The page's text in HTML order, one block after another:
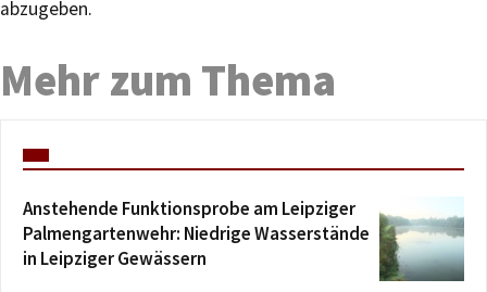
abzugeben.
Mehr zum Thema
Anstehende Funktionsprobe am Leipziger
Palmengartenwehr: Niedrige Wasserstände
in Leipziger Gewässern